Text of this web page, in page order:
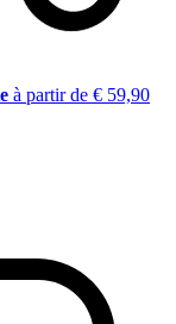
à partir de € 59,90